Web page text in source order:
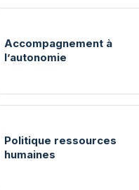
Accompagnement à
l’autonomie
Politique ressources
humaines